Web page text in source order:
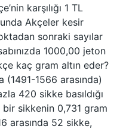
karşılığı 1 TL
Akçeler kesir
sonraki sayılar
1000,00 jeton
kaç gram altın eder?
(1491-1566 arasında)
420 sikke basıldığı
bir sikkenin 0,731 gram
arasında 52 sikke,